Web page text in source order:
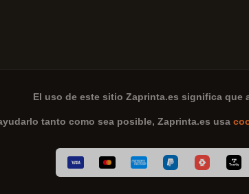
El uso de este sitio Zaprinta.es significa que
tanto como sea posible, Zaprinta.es usa